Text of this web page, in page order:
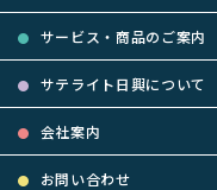
サービス・商品のご案内
サテライト日興について
会社案内
お問い合わせ